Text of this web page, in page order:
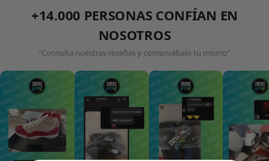
+14.000 PERSONAS CONFÍAN EN
NOSOTROS
"Consulta nuestras reseñas y compruébalo tú mismo"